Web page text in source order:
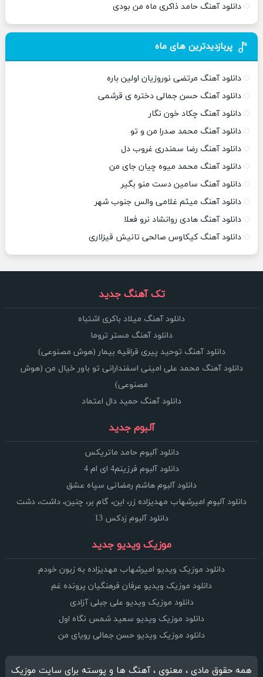
دانلود آهنگ حامد ذاکری ماه من بودی
پربازدیدترین های ماه
دانلود آهنگ مرتضی نوروزیان اولین باره
دانلود آهنگ حسن جمالی دختره ی قرشمی
دانلود آهنگ چکاد خون نگار
دانلود آهنگ محمد صدرا من و تو
دانلود آهنگ رضا سمندری غروب دل
دانلود آهنگ محمد میوه چیان جای من
دانلود آهنگ سامین دست منو بگیر
دانلود آهنگ میثم غلامی والس جنوب شهر
دانلود آهنگ هادی روانشاد نرو فعلا
دانلود آهنگ کیکاوس صالحی تانیش قیزلاری
تک آهنگ جدید
دانلود آهنگ میلاد باکری اشتباه
دانلود آهنگ مستر تروما
دانلود آهنگ توحید پیری قراقیه بیمار (هوش مصنوعی)
دانلود آهنگ محمد علی امینی اسفندارانی تو باور خیال من (هوش
مصنوعی)
دانلود آهنگ حمید دال اعتماد
آلبوم جدید
دانلود آلبوم حامد ماتریکس
دانلود آلبوم فرزینم4 ای ام 4
دانلود آلبوم هاشم رمضانی سپاه عشق
دانلود آلبوم امیرشهاب مهدیزاده زر، این، گام بر، چنین، داشت، دشت
دانلود آلبوم زدکس 13
موزیک ویدیو جدید
دانلود موزیک ویدیو امیرشهاب مهدیزاده به زبون خودم
دانلود موزیک ویدیو عرفان فرهنگیان پرونده غم
دانلود موزیک ویدیو علی جبلی آزادی
دانلود موزیک ویدیو سعید شمس نگاه اول
دانلود موزیک ویدیو حسن جمالی رویای من
همه حقوق مادی ، معنوی ، آهنگ ها و پوسته برای سایت موزیک